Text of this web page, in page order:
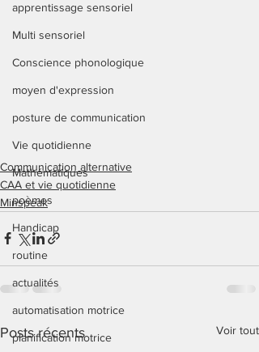
apprentissage sensoriel
Multi sensoriel
Conscience phonologique
moyen d'expression
posture de communication
Vie quotidienne
Mathématiques
poèmes
Handicap
routine
actualités
automatisation motrice
planification motrice
Communication alternative
CAA et vie quotidienne
Minspeak
Posts récents Voir tout